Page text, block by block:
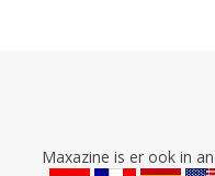
Maxazine is er ook in